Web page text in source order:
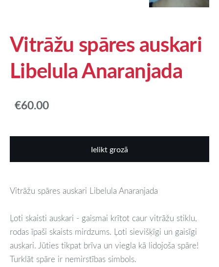
Vitrāžu spāres auskari
Libelula Anaranjada
€60.00
Ielikt grozā
Vitrāžu spāres auskari Libelula Anaranjada
Ļoti skaisti auskari - gaismai krītot caur vitrāžu stiklu,
rodas īpaši skaists mirdzums. Ļoti sievišķīgi un gaisīgi
auskari. Jūties tikpat brīva un viegla kā lidojoša spāre!
Turklāt spāre ir nemirstības simbols.